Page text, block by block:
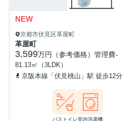
NEW
京都市伏見区革屋町
革屋町
3,599万円（参考価格） 管理費-
81.13㎡（3LDK）
京阪本線「伏見桃山」駅 徒歩12分
バストイレ室内洗濯機